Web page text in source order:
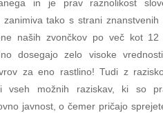
in je prav raznolikost
tako s strani znanstvenih
naših zvončkov po več kot
dosegajo zelo visoke
za eno rastlino! Tudi z
vseh možnih raziskav, ki so
javnost, o čemer pričajo